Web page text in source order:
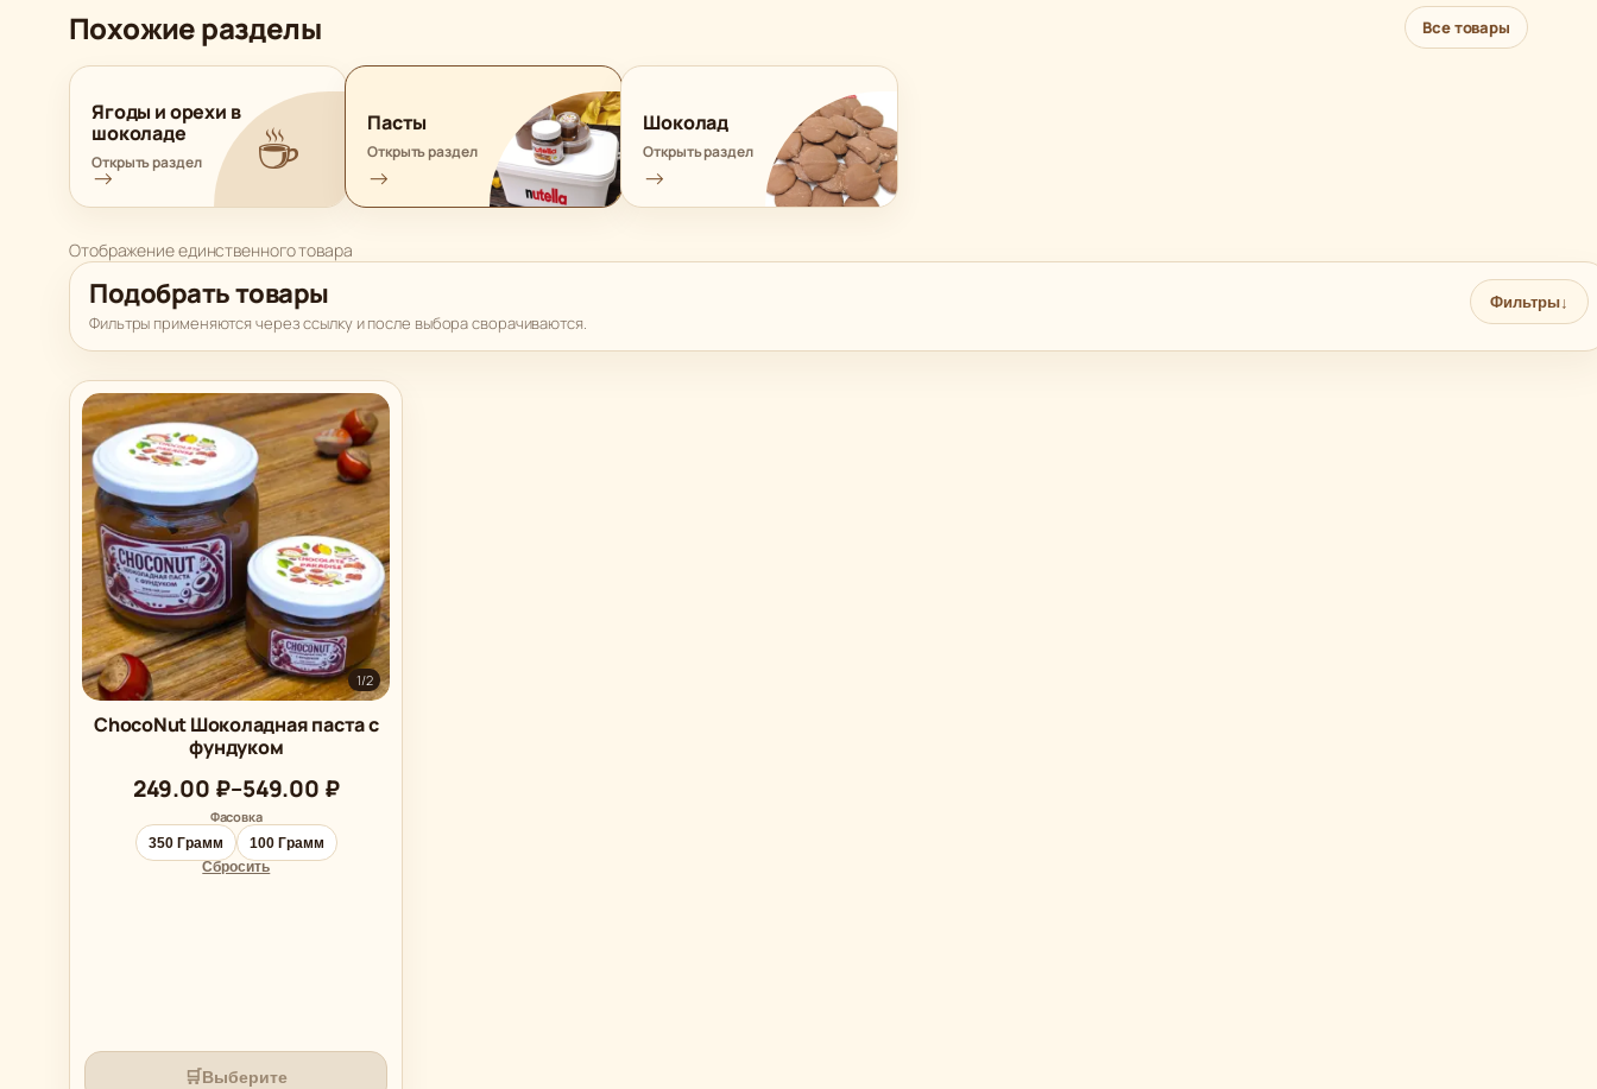
Похожие разделы Все товары
☕
Ягоды и орехи в
шоколаде
Открыть раздел
→
Пасты
Открыть раздел
→
Шоколад
Открыть раздел
→
Отображение единственного товара
Подобрать товары
Фильтры применяются через ссылку и после выбора сворачиваются.
Фильтры ↓
1/2
ChocoNut Шоколадная паста с
фундуком
249.00 ₽–549.00 ₽
Диапазон
цен:
249.00 ₽
–
549.00 ₽
Фасовка
350 Грамм
100 Грамм
Сбросить
🛒Выберите